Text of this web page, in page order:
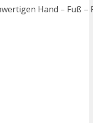
Hand – Fuß